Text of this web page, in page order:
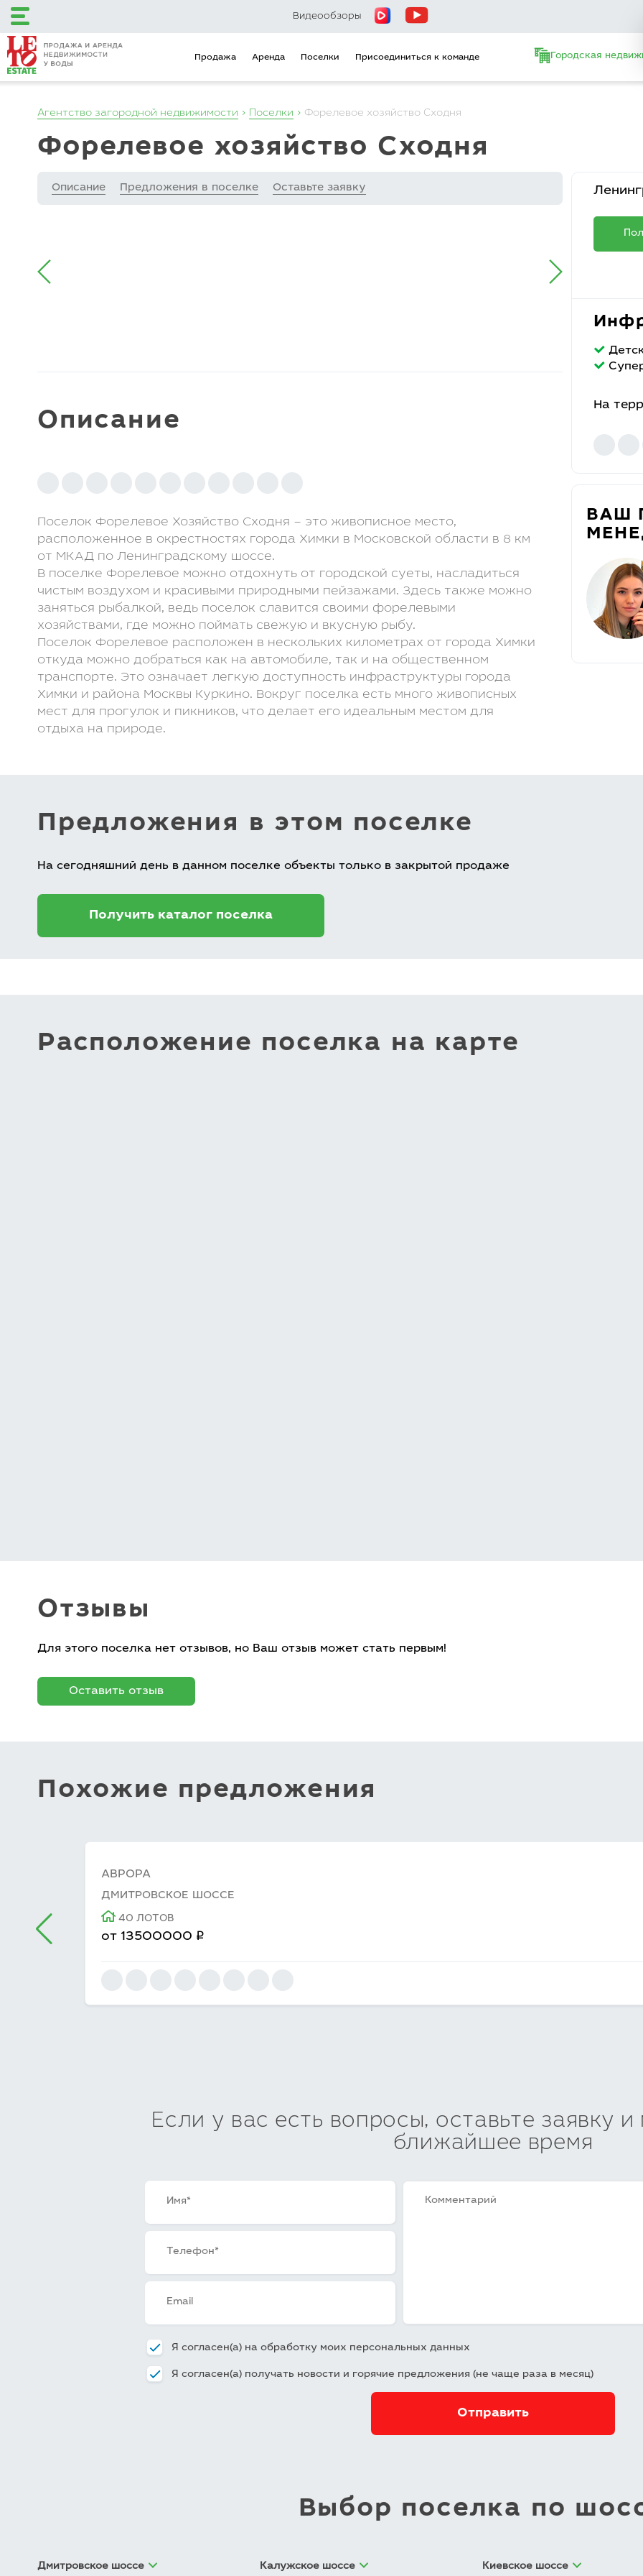
+7 (495) 120-12-48
+7 (499) 110-16-34
Объекты на карте
Городская недвижимость
Видеообзоры
Продажа Аренда Поселки Присоединиться к команде Городская
Агентство загородной недвижимости Поселки Форелевое хозяйство Сходня
Форелевое хозяйство Сходня
Описание Предложения в поселке Оставьте заявку
Описание
Поселок Форелевое Хозяйство Сходня – это живописное место,
расположенное в окрестностях города Химки в Московской области в 8 км
от МКАД по Ленинградскому шоссе.
В поселке Форелевое можно отдохнуть от городской суеты, насладиться
чистым воздухом и красивыми природными пейзажами. Здесь также можно
заняться рыбалкой, ведь поселок славится своими форелевыми
хозяйствами, где можно поймать свежую и вкусную рыбу.
Поселок Форелевое расположен в нескольких километрах от города Химки
откуда можно добраться как на автомобиле, так и на общественном
транспорте. Это означает легкую доступность инфраструктуры города
Химки и района Москвы Куркино. Вокруг поселка есть много живописных
мест для прогулок и пикников, что делает его идеальным местом для
отдыха на природе.
На
ВАШ
Предложения в этом поселке
На сегодняшний день в данном поселке объекты только в закрытой продаже
Получить каталог поселка
Расположение поселка на карте
Отзывы
Для этого поселка нет отзывов, но Ваш отзыв может стать первым!
Оставить отзыв
Похожие предложения
АВРОРА
ДМИТРОВСКОЕ ШОССЕ
40 ЛОТОВ
от 13500000 q
Если у вас есть вопросы, оставьте заявку
ближайшее время
Я согласен(а) на обработку моих персональных данных
Я согласен(а) получать новости и горячие предложения (не чаще раза в месяц)
Выбор поселка по
Дмитровское шоссе Калужское шоссе Киевское шоссе